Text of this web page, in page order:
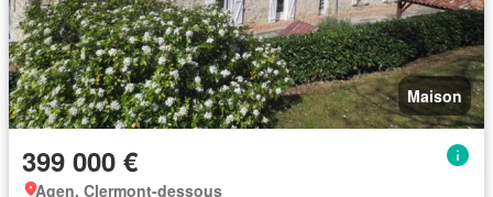
Maison
399 000 €
Agen, Clermont-dessous